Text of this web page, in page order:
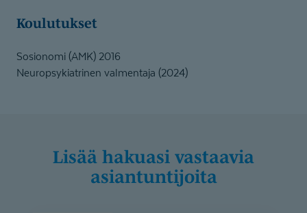
Koulutukset
Sosionomi (AMK) 2016
Neuropsykiatrinen valmentaja (2024)
Lisää hakuasi vastaavia
asiantuntijoita